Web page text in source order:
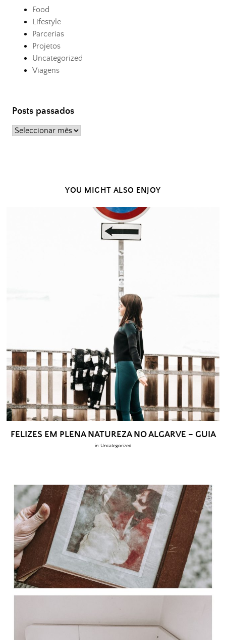
Food
Lifestyle
Parcerias
Projetos
Uncategorized
Viagens
Posts passados
Posts
YOU MIGHT ALSO ENJOY
FELIZES EM PLENA NATUREZA NO ALGARVE – GUIA
in: Uncategorized